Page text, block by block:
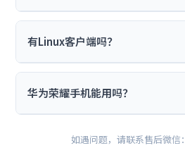
有Linux客户端吗？
华为荣耀手机能用吗？
如遇问题，请联系售后微信